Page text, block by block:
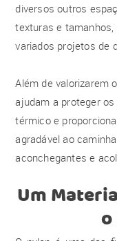
diversos outros
texturas e
variados projetos de
Além de valorizarem
ajudam a proteger
térmico e
agradável ao
aconchegantes e
Um